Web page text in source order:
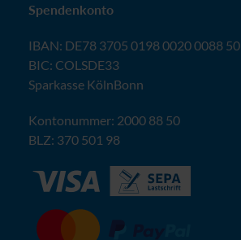
Spendenkonto
IBAN: DE78 3705 0198 0020 0088 50
BIC: COLSDE33
Sparkasse KölnBonn
Kontonummer: 2000 88 50
BLZ: 370 501 98